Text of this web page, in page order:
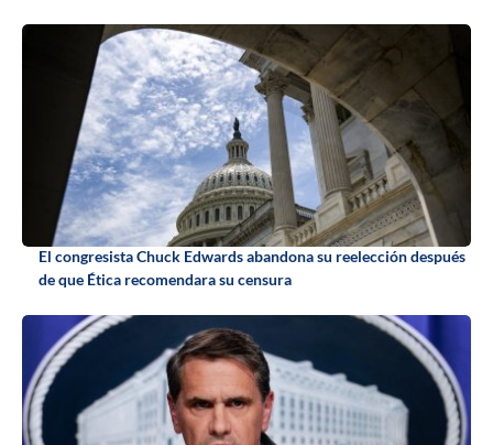
El congresista Chuck Edwards abandona su reelección después
de que Ética recomendara su censura